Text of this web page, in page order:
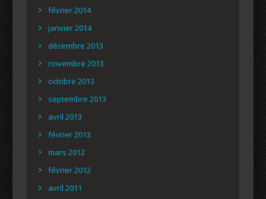
février 2014
janvier 2014
décembre 2013
novembre 2013
octobre 2013
septembre 2013
avril 2013
février 2013
mars 2012
février 2012
avril 2011